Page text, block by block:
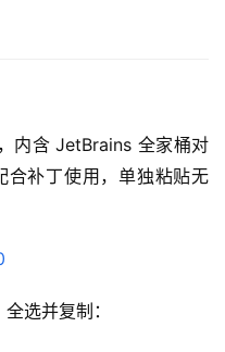
内含 JetBrains 全家桶对
合补丁使用，单独粘贴无
选并复制：